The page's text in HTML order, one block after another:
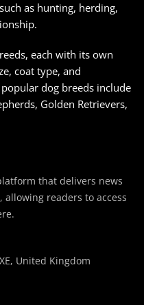
अर्घ्य
2026
मोनालिसाले गरिन्-
विवाह
as hunting, herding,
each with its own
coat type, and
dog breeds include
Golden Retrievers,
that delivers news
readers to access
United Kingdom